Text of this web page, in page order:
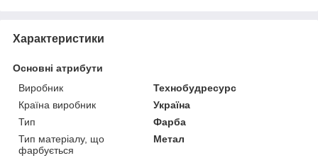
Характеристики
Основні атрибути
Виробник
Технобудресурс
Країна виробник
Україна
Тип
Фарба
Тип матеріалу, що
фарбується
Метал